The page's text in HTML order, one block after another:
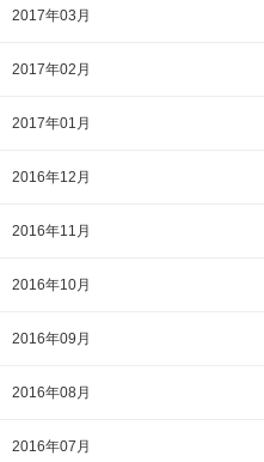
2017年03月
2017年02月
2017年01月
2016年12月
2016年11月
2016年10月
2016年09月
2016年08月
2016年07月